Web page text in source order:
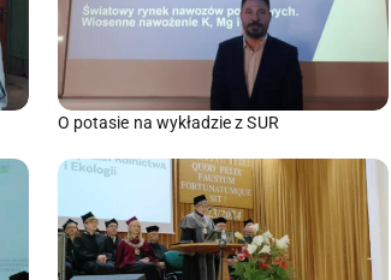
O potasie na wykładzie z SUR